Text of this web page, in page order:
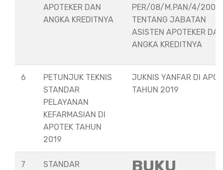
APOTEKER DAN
ANGKA KREDITNYA
PER/08/M.PAN/4/2008
TENTANG JABATAN
ASISTEN APOTEKER
ANGKA KREDITNYA
6
PETUNJUK TEKNIS
STANDAR
PELAYANAN
KEFARMASIAN DI
APOTEK TAHUN
2019
JUKNIS YANFAR DI
TAHUN 2019
7
STANDAR
BUKU